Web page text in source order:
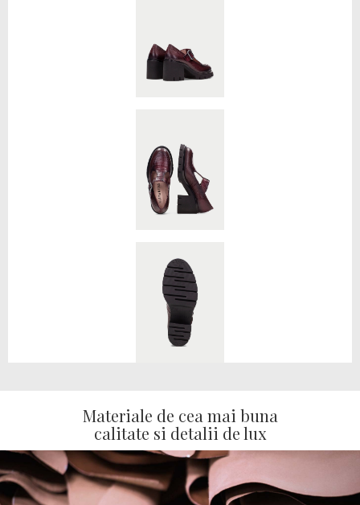
Materiale de cea mai buna
calitate si detalii de lux